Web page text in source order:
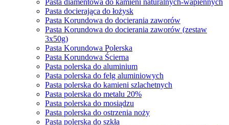
Pasta diamentowa do kamieni naturalnych-wapiennych
Pasta docierająca do łożysk
Pasta Korundowa do docierania zaworów
Pasta Korundowa do docierania zaworów (zestaw
3x50g)
Pasta Korundowa Polerska
Pasta Korundowa Ścierna
Pasta polerska do aluminium
Pasta polerska do felg aluminiowych
Pasta polerska do kamieni szlachetnych
Pasta polerska do metalu 20%
Pasta polerska do mosiądzu
Pasta polerska do ostrzenia noży
Pasta polerska do szkła